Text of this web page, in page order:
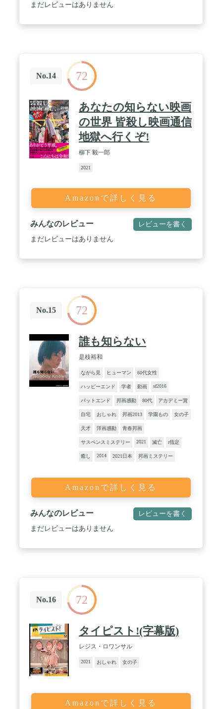
まだレビューはありません
No.14 72
あなたの知らない映画
の世界 皆殺し映画通信
地獄へ行くぞ!
柳下 毅一郎
2021
Amazonで詳しく見る
みんなのレビュー レビューを書く
まだレビューはありません
No.15 72
誰も知らない
是枝裕和
ながら見 ヒューマン 60代女性
ハッピーエンド 学者 動画 sf2016
バットエンド 邦画感動 80代 アカデミー賞
自宅 おしゃれ 邦画2013 学園もの 女の子
天才 洋画感動 青春邦画
サスペンスミステリー 2021 滅亡 r指定
癒し 2014 2021日本 邦画ミステリー
Amazonで詳しく見る
みんなのレビュー レビューを書く
まだレビューはありません
No.16 72
タイピスト!(字幕版)
レジス・ロワンサル
2021 おしゃれ 女の子
Amazonで詳しく見る